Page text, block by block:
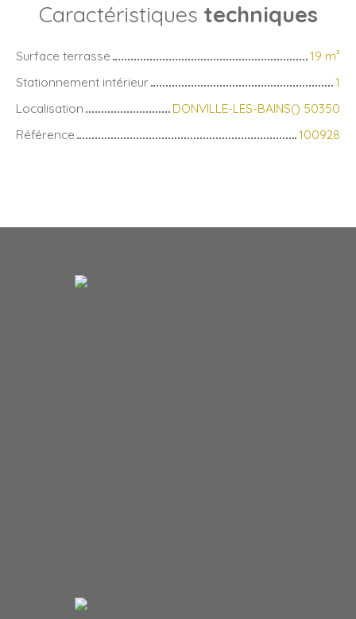
Caractéristiques techniques
Surface terrasse 19 m²
Stationnement intérieur
1
Localisation
DONVILLE-LES-BAINS() 50350
Référence
100928